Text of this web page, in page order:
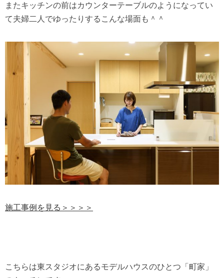
またキッチンの前はカウンターテーブルのようになってい
て夫婦二人でゆったりするこんな場面も＾＾
施工事例を見る＞＞＞＞
こちらは東スタジオにあるモデルハウスのひとつ「町家」